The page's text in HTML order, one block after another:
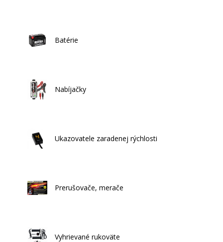
Batérie
Nabíjačky
Ukazovatele zaradenej rýchlosti
Prerušovače, merače
Vyhrievané rukoväte